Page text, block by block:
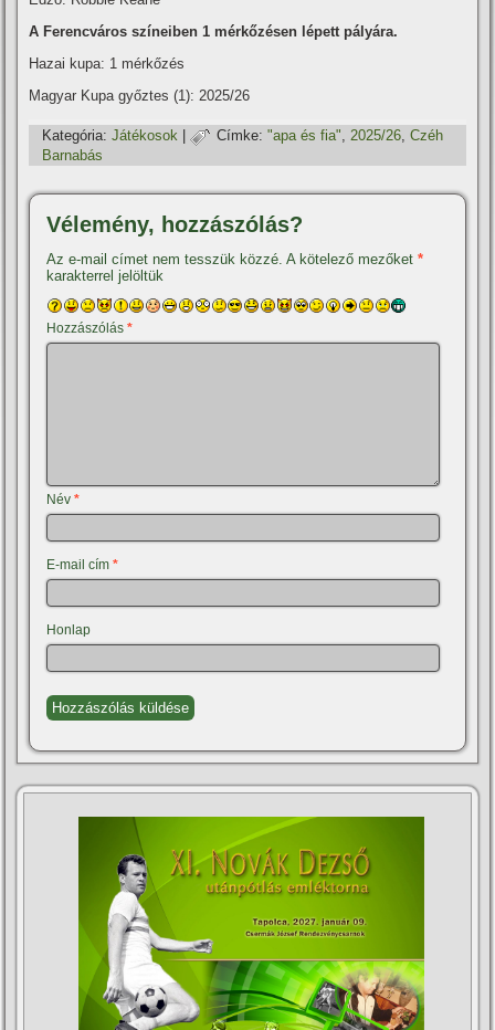
A Ferencváros szí­neiben 1 mérkőzésen lépett pályára.
Hazai kupa: 1 mérkőzés
Magyar Kupa győztes (1): 2025/26
Kategória: Játékosok | Címke: "apa és fia",2025/26,Czéh
Barnabás
Vélemény, hozzászólás?
Az e-mail címet nem tesszük közzé. A kötelező mezőket*
karakterrel jelöltük
Hozzászólás*
Név*
E-mail cím*
Honlap